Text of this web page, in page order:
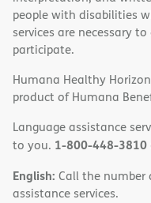
people with disabilities
services are necessary
participate.
Humana Healthy
product of Humana
Language assistance
to you. 1-800-448-3810
English: Call the number
assistance services.